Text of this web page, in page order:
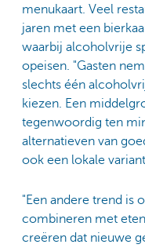
menukaart. Veel
jaren met een
waarbij alcoholvrije
opeisen. "Gasten
slechts één
kiezen. Een
tegenwoordig ten
alternatieven van
ook een lokale
"Een andere trend is
combineren met
creëren dat nieuwe